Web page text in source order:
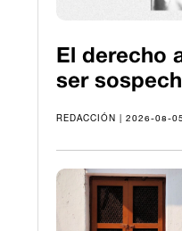
El derecho
ser
REDACCIÓN | 2026-08-